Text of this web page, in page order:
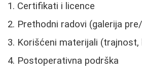
Certifikati i licence
Prethodni radovi (galerija
Korišćeni materijali (trajnost,
Postoperativna podrška